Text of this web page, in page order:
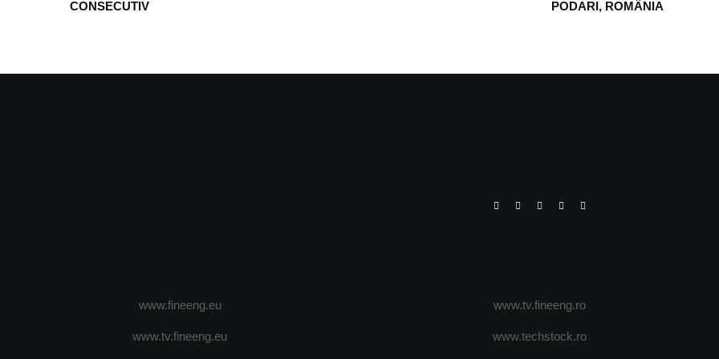
CONSECUTIV
PODARI, ROMÂNIA
www.fineeng.eu
www.tv.fineeng.eu
www.tv.fineeng.ro
www.techstock.ro